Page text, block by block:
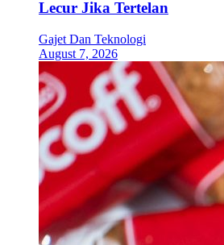
Lecur Jika Tertelan
Gajet Dan Teknologi
August 7, 2026